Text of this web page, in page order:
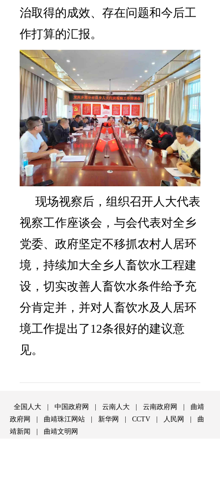
治取得的成效、存在问题和今后工
作打算的汇报。
现场视察后，组织召开人大代表
视察工作座谈会，与会代表对全乡
党委、政府坚定不移抓农村人居环
境，持续加大全乡人畜饮水工程建
设，切实改善人畜饮水条件给予充
分肯定并，并对人畜饮水及人居环
境工作提出了12条很好的建议意
见。
全国人大 | 中国政府网 | 云南人大 | 云南政府网 |
曲靖
政府网
| 曲靖珠江网站 | 新华网 | CCTV | 人民网 |
曲
靖新闻
| 曲靖文明网